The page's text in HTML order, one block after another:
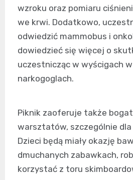
wzroku oraz pomiaru
we krwi. Dodatkowo,
odwiedzić mammobus i
dowiedzieć się więcej o
uczestnicząc w wyścigach
narkogoglach.
Piknik zaoferuje także
warsztatów, szczególnie dla
Dzieci będą miały okazję
dmuchanych zabawkach,
korzystać z toru